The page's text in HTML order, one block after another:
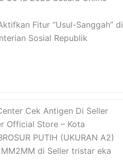
Fitur “Usul-Sanggah” di
Sosial Republik
Cek Antigen Di Seller
Official Store – Kota
PUTIH (UKURAN A2)
di Seller tristar eka